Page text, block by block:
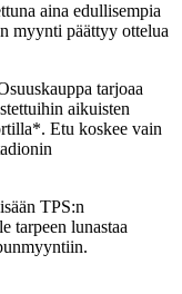
aina edullisempia
myynti päättyy ottelua
tarjoaa
aikuisten
Etu koskee vain
TPS:n
tarpeen lunastaa